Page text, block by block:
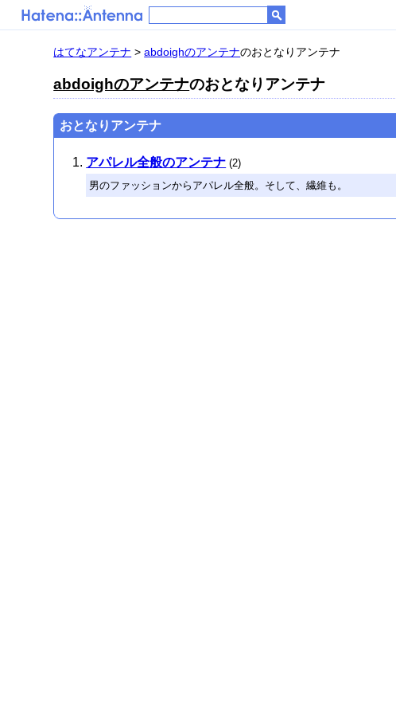
はてなアンテナ >abdoighのアンテナのおとなりアンテナ
abdoighのアンテナのおとなりアンテナ
おとなりアンテナ
アパレル全般のアンテナ (2)
男のファッションからアパレル全般。そして、繊維も。